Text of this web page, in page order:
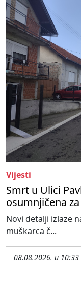
Vijesti
Smrt u Ulici
osumnjičena
Novi detalji izlaze
muškarca č...
08.08.2026. u 10:33